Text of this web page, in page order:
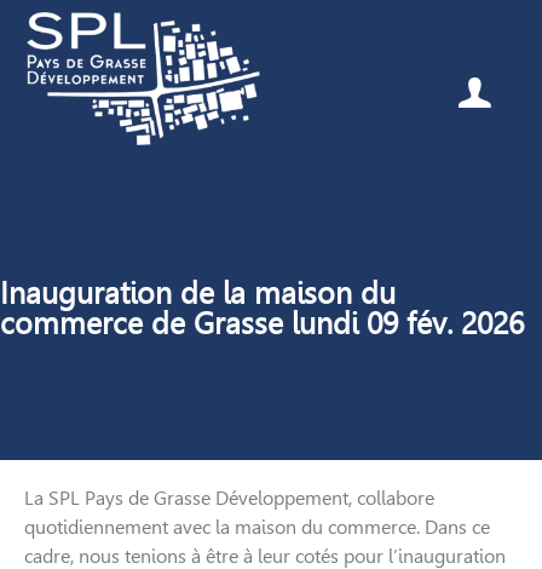
Inauguration de la maison du
commerce de Grasse lundi 09 fév. 2026
La SPL Pays de Grasse Développement, collabore
quotidiennement avec la maison du commerce. Dans ce
cadre, nous tenions à être à leur cotés pour l’inauguration